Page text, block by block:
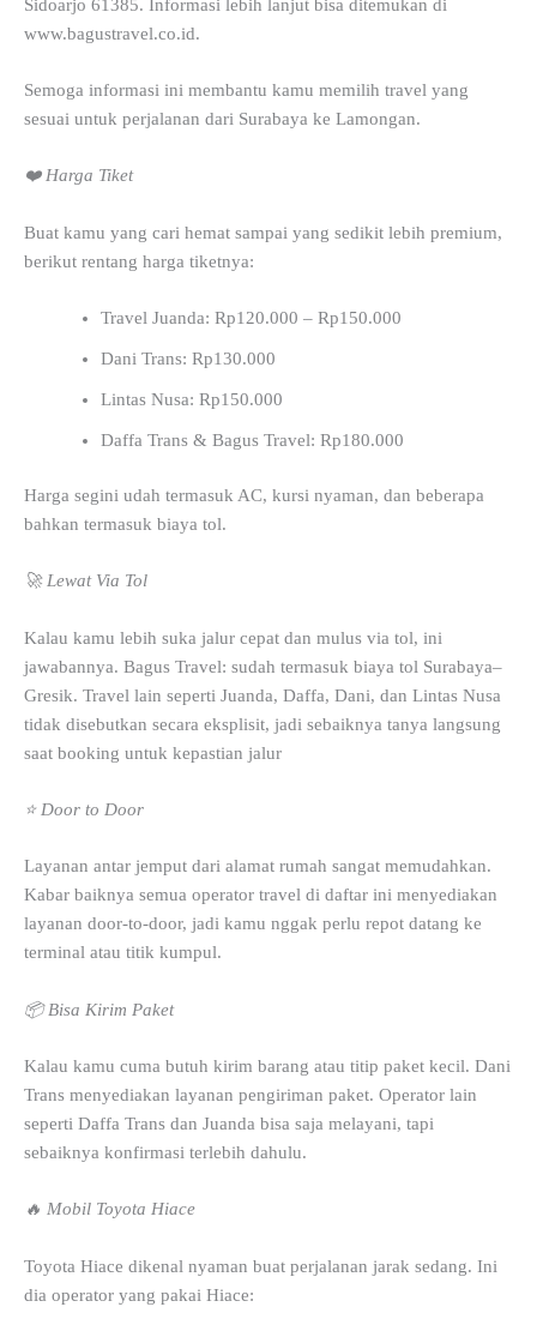
Sidoarjo 61385. Informasi lebih lanjut bisa ditemukan di
www.bagustravel.co.id.
Semoga informasi ini membantu kamu memilih travel yang
sesuai untuk perjalanan dari Surabaya ke Lamongan.
❤️ Harga Tiket
Buat kamu yang cari hemat sampai yang sedikit lebih premium,
berikut rentang harga tiketnya:
Travel Juanda: Rp120.000 – Rp150.000
Dani Trans: Rp130.000
Lintas Nusa: Rp150.000
Daffa Trans & Bagus Travel: Rp180.000
Harga segini udah termasuk AC, kursi nyaman, dan beberapa
bahkan termasuk biaya tol.
🚀 Lewat Via Tol
Kalau kamu lebih suka jalur cepat dan mulus via tol, ini
jawabannya. Bagus Travel: sudah termasuk biaya tol Surabaya–
Gresik. Travel lain seperti Juanda, Daffa, Dani, dan Lintas Nusa
tidak disebutkan secara eksplisit, jadi sebaiknya tanya langsung
saat booking untuk kepastian jalur
⭐ Door to Door
Layanan antar jemput dari alamat rumah sangat memudahkan.
Kabar baiknya semua operator travel di daftar ini menyediakan
layanan door-to-door, jadi kamu nggak perlu repot datang ke
terminal atau titik kumpul.
📦 Bisa Kirim Paket
Kalau kamu cuma butuh kirim barang atau titip paket kecil. Dani
Trans menyediakan layanan pengiriman paket. Operator lain
seperti Daffa Trans dan Juanda bisa saja melayani, tapi
sebaiknya konfirmasi terlebih dahulu.
🔥 Mobil Toyota Hiace
Toyota Hiace dikenal nyaman buat perjalanan jarak sedang. Ini
dia operator yang pakai Hiace: